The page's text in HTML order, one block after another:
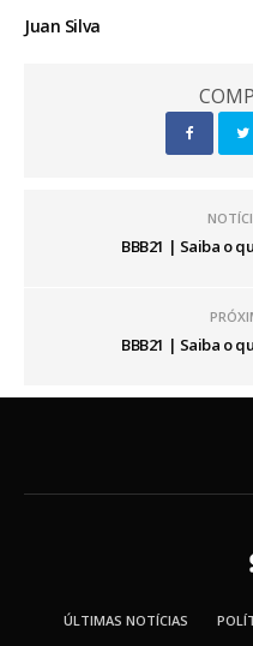
Juan Silva
BBB21 | Saiba o
BBB21 | Saiba o
ÚLTIMAS NOTÍCIAS